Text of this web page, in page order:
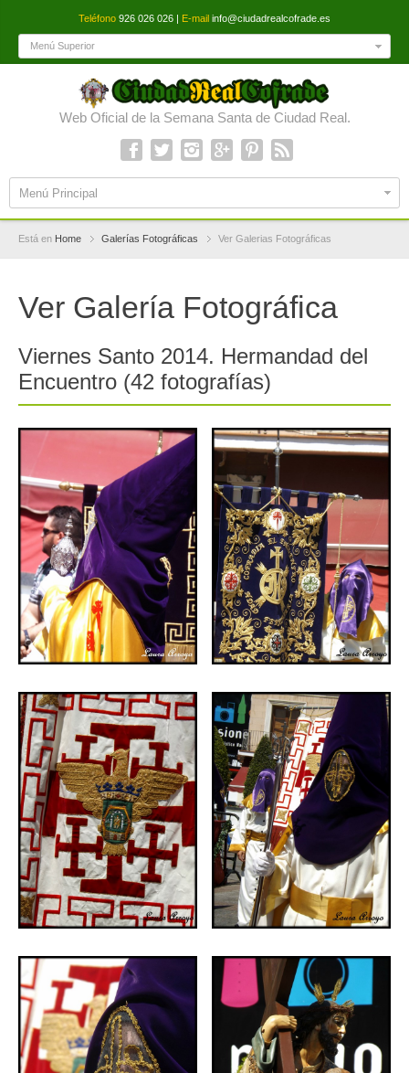
Teléfono 926 026 026 | E-mail info@ciudadrealcofrade.es
Menú Superior
Web Oficial de la Semana Santa de Ciudad Real.
Menú Principal
Está en Home Galerías Fotográficas Ver Galerias Fotográficas
Ver Galería Fotográfica
Viernes Santo 2014. Hermandad del
Encuentro (42 fotografías)